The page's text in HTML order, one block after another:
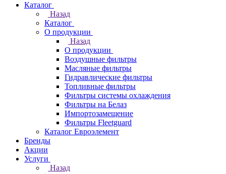
Каталог
Назад
Каталог
О продукции
Назад
О продукции
Воздушные фильтры
Масляные фильтры
Гидравлические фильтры
Топливные фильтры
Фильтры системы охлаждения
Фильтры на Белаз
Импортозамещение
Фильтры Fleetguard
Каталог Евроэлемент
Бренды
Акции
Услуги
Назад